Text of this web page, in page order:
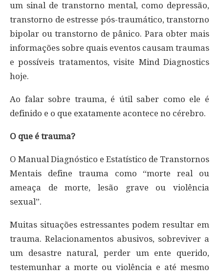
um sinal de transtorno mental, como depressão,
transtorno de estresse pós-traumático, transtorno
bipolar ou transtorno de pânico. Para obter mais
informações sobre quais eventos causam traumas
e possíveis tratamentos, visite Mind Diagnostics
hoje.
Ao falar sobre trauma, é útil saber como ele é
definido e o que exatamente acontece no cérebro.
O que é trauma?
O Manual Diagnóstico e Estatístico de Transtornos
Mentais define trauma como “morte real ou
ameaça de morte, lesão grave ou violência
sexual”.
Muitas situações estressantes podem resultar em
trauma. Relacionamentos abusivos, sobreviver a
um desastre natural, perder um ente querido,
testemunhar a morte ou violência e até mesmo